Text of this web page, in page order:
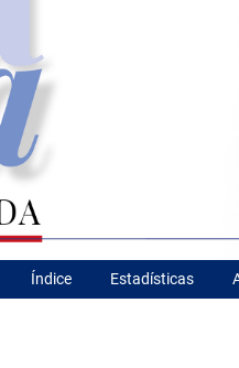
Índice Estadísticas